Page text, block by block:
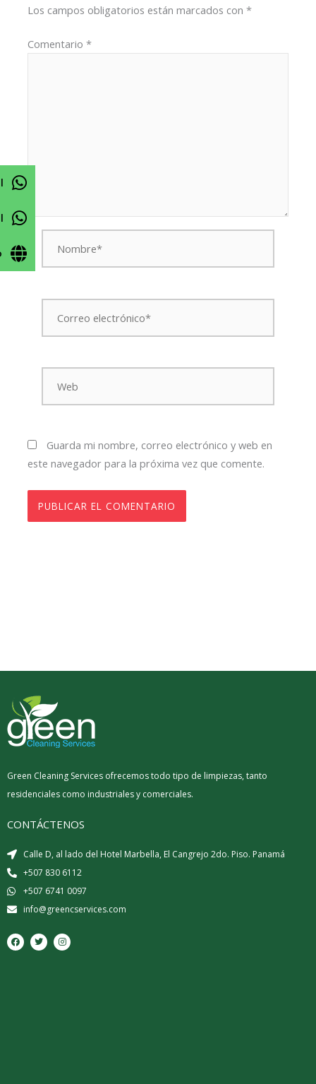
Los campos obligatorios están marcados con*
Comentario*
Nombre*
Correo
electrónico*
Web
Guarda mi nombre, correo electrónico y web en
este navegador para la próxima vez que comente.
Green Cleaning Services ofrecemos todo tipo de limpiezas, tanto
residenciales como industriales y comerciales.
CONTÁCTENOS
Calle D, al lado del Hotel Marbella, El Cangrejo 2do. Piso. Panamá
+507 830 6112
+507 6741 0097
info@greencservices.com
F
a
c
T
w
i
I
n
s